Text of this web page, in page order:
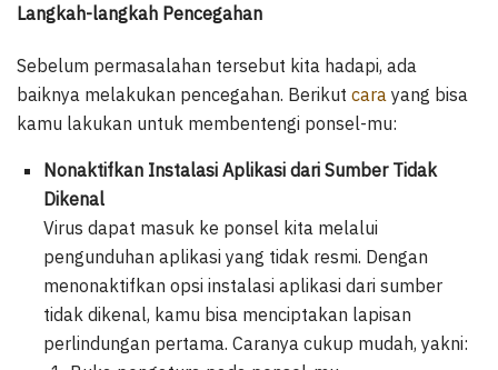
Langkah-langkah Pencegahan
Sebelum permasalahan tersebut kita hadapi, ada
baiknya melakukan pencegahan. Berikut cara yang bisa
kamu lakukan untuk membentengi ponsel-mu:
Nonaktifkan Instalasi Aplikasi dari Sumber Tidak
Dikenal
Virus dapat masuk ke ponsel kita melalui
pengunduhan aplikasi yang tidak resmi. Dengan
menonaktifkan opsi instalasi aplikasi dari sumber
tidak dikenal, kamu bisa menciptakan lapisan
perlindungan pertama. Caranya cukup mudah, yakni: